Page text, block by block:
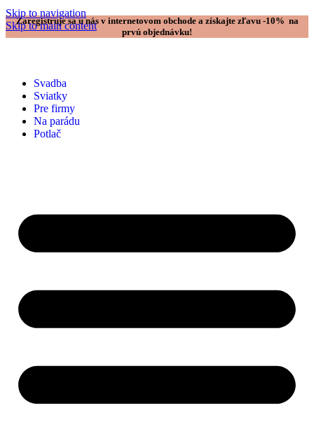
Skip to navigation
Skip to main content
Zaregistruje sa u nás v internetovom obchode a získajte zľavu -10% na
prvú objednávku!
Svadba
Sviatky
Pre firmy
Na parádu
Potlač